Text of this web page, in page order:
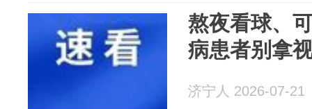
熬夜看球、
病患者别拿
济宁人 2026-07-21